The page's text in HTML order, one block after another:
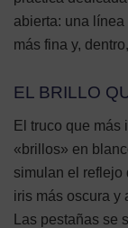
abierta: una
más fina y,
EL BRILLO
El truco que más
«brillos» en
simulan el reflejo
iris más oscura y
Las pestañas